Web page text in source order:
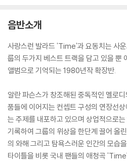
음반소개
사랑스런 발라드 'Time'과 요동치는 사
룹의 두가지 베스트 트랙을 담고 있을 뿐
앨범으로 기억되는 1980년작 확장반.
알란 파슨스가 창조해된 중독적인 멜로
품들에 이어지는 컨셉트 구성의 연장선
는 주제를 내포하고 있으며 상업적으로
기록하여 그룹의 위상을 한단계 끌어 올
의 와해 그리고 탐욕스러운 인간의 모습
타이틀을 비롯 국내 팬들의 애청곡